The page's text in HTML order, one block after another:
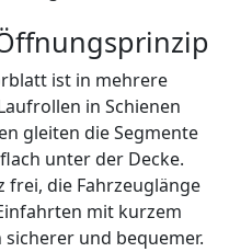
ist in mehrere
in Schienen
gleiten die Segmente
unter der Decke.
die Fahrzeuglänge
mit kurzem
und bequemer.